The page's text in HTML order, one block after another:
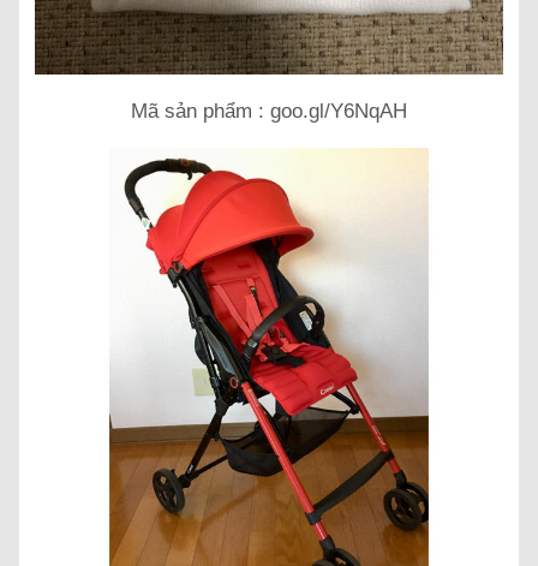
Mã sản phẩm : goo.gl/Y6NqAH